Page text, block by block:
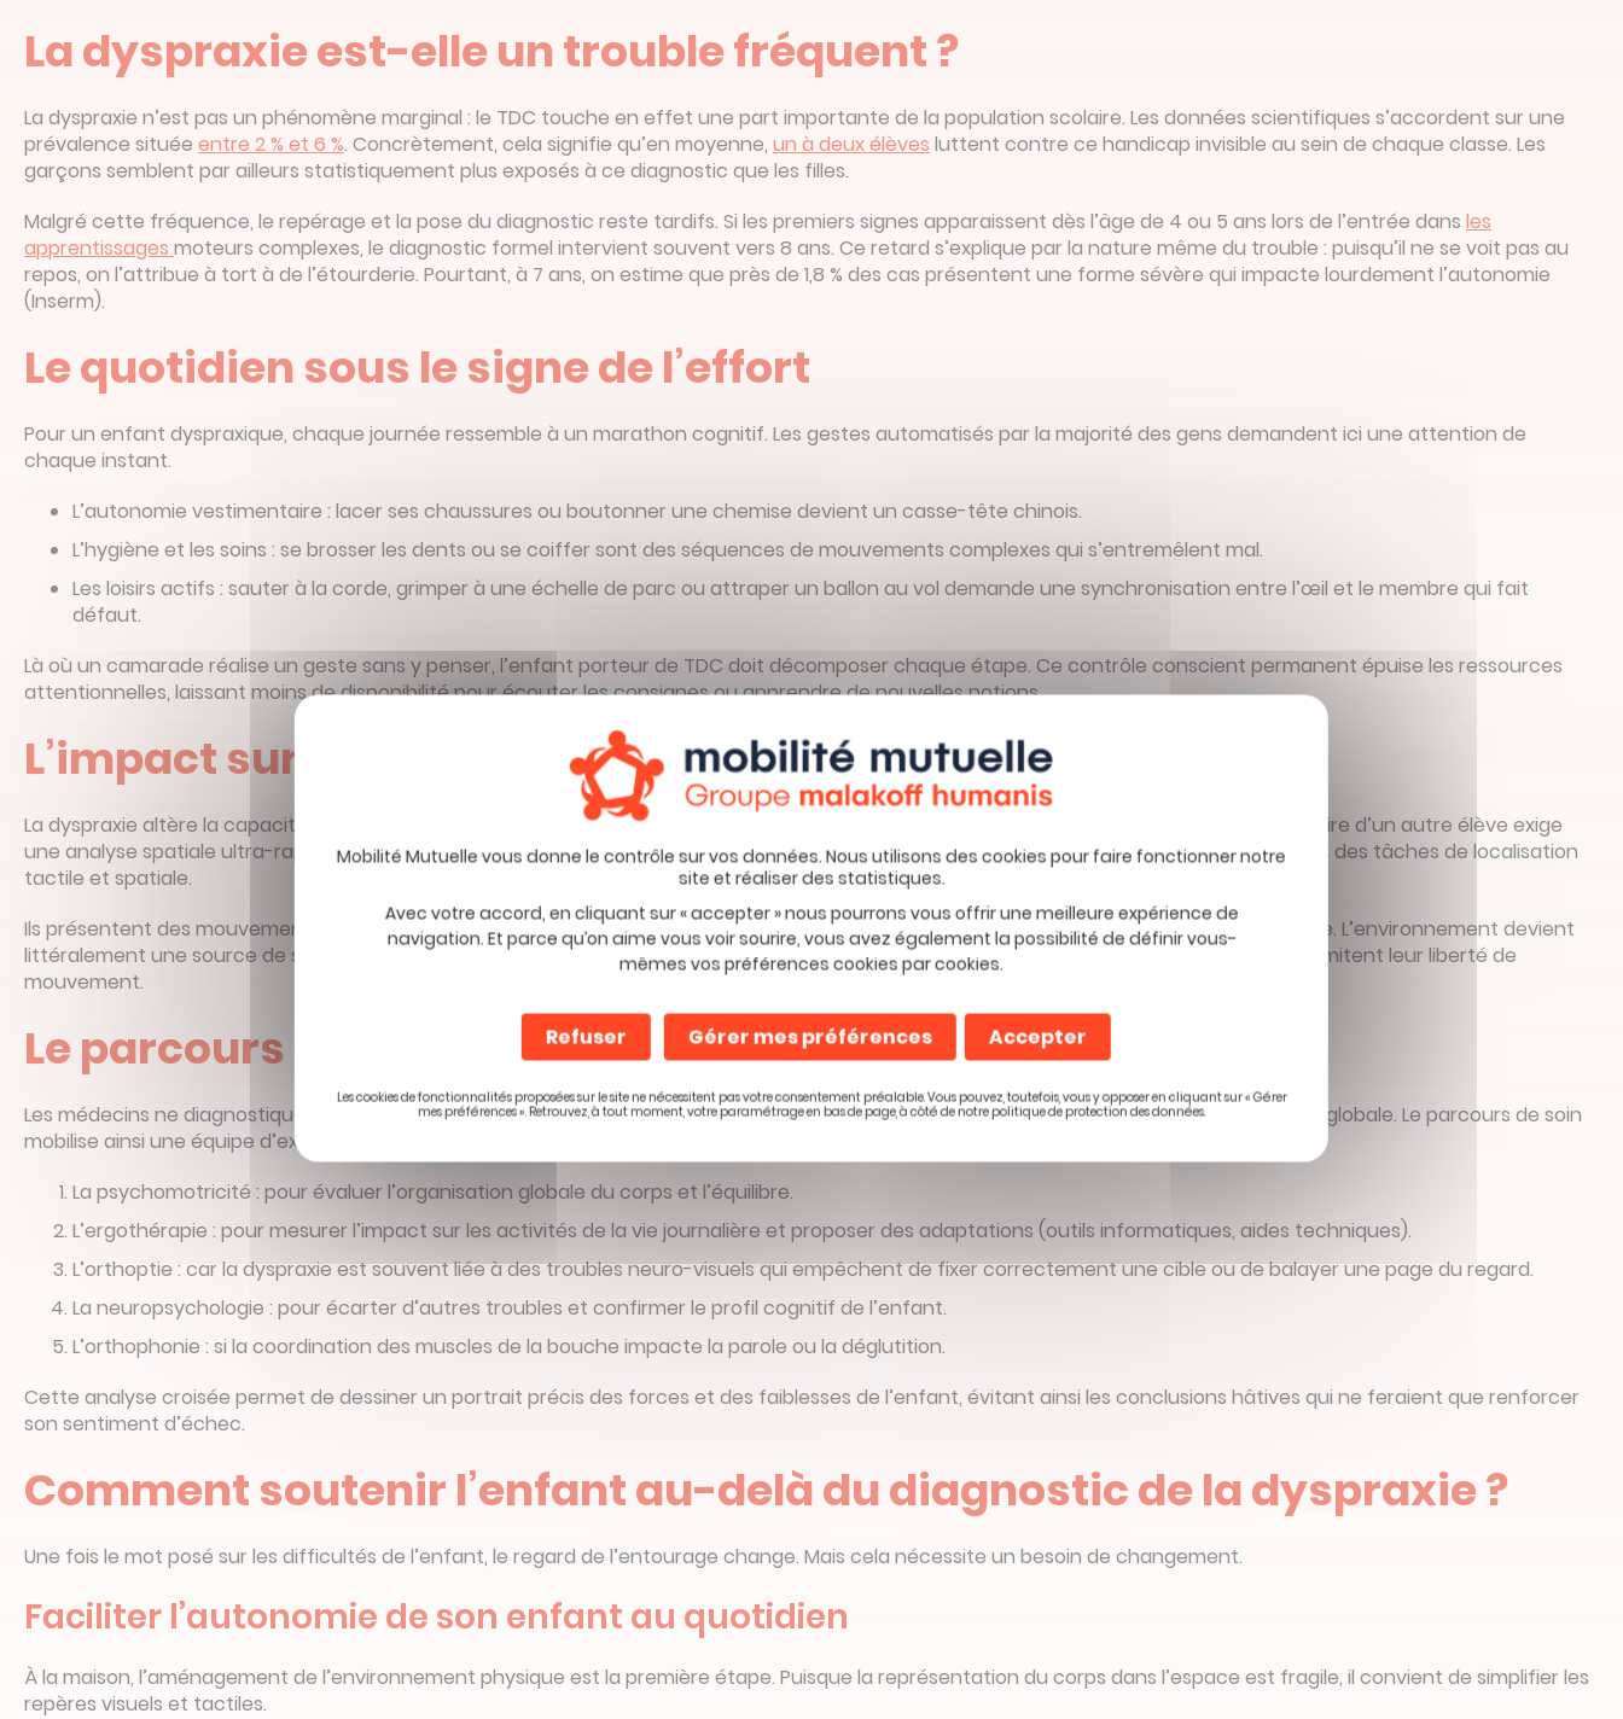
La dyspraxie est-elle un trouble fréquent ?
La dyspraxie n’est pas un phénomène marginal : le TDC touche en effet une part importante de la population scolaire. Les données scientifiques s’accordent sur une
prévalence située entre 2 % et 6 %. Concrètement, cela signifie qu’en moyenne, un à deux élèves luttent contre ce handicap invisible au sein de chaque classe. Les
garçons semblent par ailleurs statistiquement plus exposés à ce diagnostic que les filles.
Malgré cette fréquence, le repérage et la pose du diagnostic reste tardifs. Si les premiers signes apparaissent dès l’âge de 4 ou 5 ans lors de l’entrée dans les
apprentissages moteurs complexes, le diagnostic formel intervient souvent vers 8 ans. Ce retard s’explique par la nature même du trouble : puisqu’il ne se voit pas au
repos, on l’attribue à tort à de l’étourderie. Pourtant, à 7 ans, on estime que près de 1,8 % des cas présentent une forme sévère qui impacte lourdement l’autonomie
(Inserm).
Le quotidien sous le signe de l’effort
Pour un enfant dyspraxique, chaque journée ressemble à un marathon cognitif. Les gestes automatisés par la majorité des gens demandent ici une attention de
chaque instant.
L’autonomie vestimentaire : lacer ses chaussures ou boutonner une chemise devient un casse-tête chinois.
L’hygiène et les soins : se brosser les dents ou se coiffer sont des séquences de mouvements complexes qui s’entremêlent mal.
Les loisirs actifs : sauter à la corde, grimper à une échelle de parc ou attraper un ballon au vol demande une synchronisation entre l’œil et le membre qui fait
défaut.
Là où un camarade réalise un geste sans y penser, l’enfant porteur de TDC doit décomposer chaque étape. Ce contrôle conscient permanent épuise les ressources
attentionnelles, laissant moins de disponibilité pour écouter les consignes ou apprendre de nouvelles notions.
L’impact sur les déplacements et la navigation spatiale
La dyspraxie altère la capacité à planifier un itinéraire, même court. Se mouvoir dans une cour de récréation bondée ou anticiper la trajectoire d’un autre élève exige
une analyse spatiale ultra-rapide. Or, les recherches de 2024 confirment que les enfants dyspraxiques obtiennent des scores inférieurs lors des tâches de localisation
tactile et spatiale.
Ils présentent des mouvements parasites, des gestes qui s’invitent sans être sollicités, venant perturber l’équilibre ou la fluidité de la marche. L’environnement devient
littéralement une source de stress. Par exemple, un sol mouillé, un escalier sans rampe ou un couloir étroit représentent des obstacles qui limitent leur liberté de
mouvement.
Le parcours du diagnostic est pluridisciplinaire
Les médecins ne diagnostiquent pas un TDC par un simple test rapide. Puisque le trouble touche plusieurs sphères, son évaluation doit être globale. Le parcours de soin
mobilise ainsi une équipe d’experts médicaux aux compétences complémentaires :
La psychomotricité : pour évaluer l’organisation globale du corps et l’équilibre.
L’ergothérapie : pour mesurer l’impact sur les activités de la vie journalière et proposer des adaptations (outils informatiques, aides techniques).
L’orthoptie : car la dyspraxie est souvent liée à des troubles neuro-visuels qui empêchent de fixer correctement une cible ou de balayer une page du regard.
La neuropsychologie : pour écarter d’autres troubles et confirmer le profil cognitif de l’enfant.
L’orthophonie : si la coordination des muscles de la bouche impacte la parole ou la déglutition.
Cette analyse croisée permet de dessiner un portrait précis des forces et des faiblesses de l’enfant, évitant ainsi les conclusions hâtives qui ne feraient que renforcer
son sentiment d’échec.
Comment soutenir l’enfant au-delà du diagnostic de la dyspraxie ?
Une fois le mot posé sur les difficultés de l’enfant, le regard de l’entourage change. Mais cela nécessite un besoin de changement.
Faciliter l’autonomie de son enfant au quotidien
À la maison, l’aménagement de l’environnement physique est la première étape. Puisque la représentation du corps dans l’espace est fragile, il convient de simplifier les
repères visuels et tactiles.
Avec votre accord, en cliquant sur « accepter » nous pourrons vous offrir une meilleure expérience de
navigation. Et parce qu’on aime vous voir sourire, vous avez également la possibilité de définir vous-
mêmes vos préférences cookies par cookies.
Refuser Gérer mes préférences Accepter
Les cookies de fonctionnalités proposées sur le site ne nécessitent pas votre consentement préalable. Vous pouvez, toutefois, vous y opposer en cliquant sur « Gérer
mes préférences ». Retrouvez, à tout moment, votre paramétrage en bas de page, à côté de notre politique de protection des données.